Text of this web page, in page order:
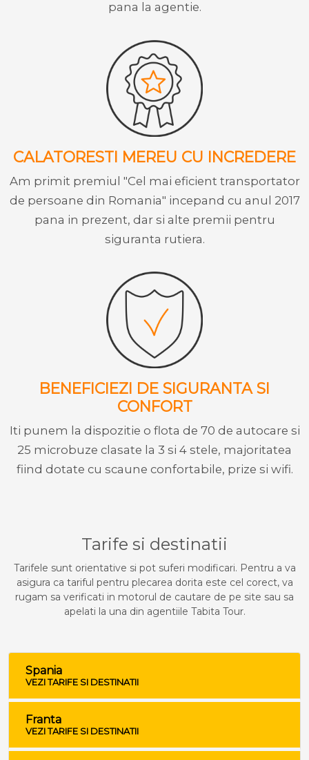
pana la agentie.
CALATORESTI MEREU CU INCREDERE
Am primit premiul "Cel mai eficient transportator
de persoane din Romania" incepand cu anul 2017
pana in prezent, dar si alte premii pentru
siguranta rutiera.
BENEFICIEZI DE SIGURANTA SI
CONFORT
Iti punem la dispozitie o flota de 70 de autocare si
25 microbuze clasate la 3 si 4 stele, majoritatea
fiind dotate cu scaune confortabile, prize si wifi.
Tarife si destinatii
Tarifele sunt orientative si pot suferi modificari. Pentru a va
asigura ca tariful pentru plecarea dorita este cel corect, va
rugam sa verificati in motorul de cautare de pe site sau sa
apelati la una din agentiile Tabita Tour.
Spania
VEZI TARIFE SI DESTINATII
Franta
VEZI TARIFE SI DESTINATII